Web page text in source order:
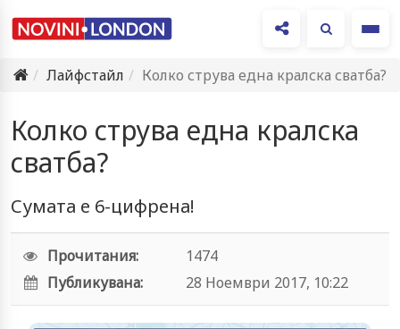
Лайфстайл
Колко струва една кралска сватба?
Колко струва една кралска
сватба?
Сумата е 6-цифрена!
Прочитания:
1474
Публикувана:
28 Ноември 2017, 10:22